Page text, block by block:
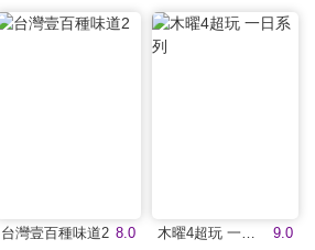
8.0
台灣壹百種味道2 9.0